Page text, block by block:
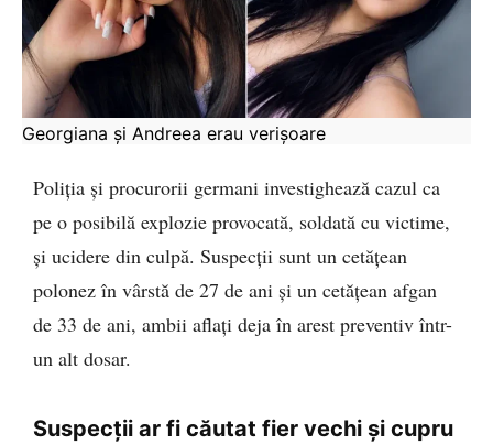
Georgiana și Andreea erau verișoare
Poliția și procurorii germani investighează cazul ca
pe o posibilă explozie provocată, soldată cu victime,
și ucidere din culpă. Suspecții sunt un cetățean
polonez în vârstă de 27 de ani și un cetățean afgan
de 33 de ani, ambii aflați deja în arest preventiv într-
un alt dosar.
Suspecții ar fi căutat fier vechi și cupru